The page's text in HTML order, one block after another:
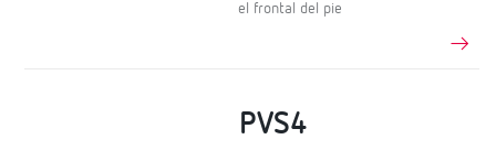
el frontal del pie
PVS4